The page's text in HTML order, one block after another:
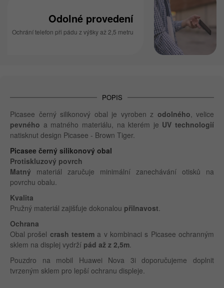
Odolné provedení
Ochrání telefon při pádu z výšky až 2,5 metru
POPIS
Picasee černý silikonový obal je vyroben z odolného, velice
pevného a matného materiálu, na kterém je UV technologií
natisknut design Picasee - Brown Tiger.
Picasee černý silikonový obal
Protiskluzový povrch
Matný materiál zaručuje minimální zanechávání otisků na
povrchu obalu.
Kvalita
Pružný materiál zajišťuje dokonalou přilnavost.
Ochrana
Obal prošel crash testem a v kombinaci s Picasee ochranným
sklem na displej vydrží pád až z 2,5m.
Pouzdro na mobil Huawei Nova 3i doporučujeme doplnit
tvrzeným sklem pro lepší ochranu displeje.